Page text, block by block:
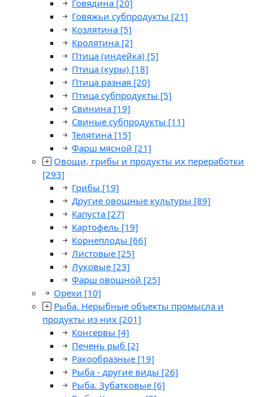
Говядина [20]
Говяжьи субпродукты [21]
Козлятина [5]
Кролятина [2]
Птица (индейка) [5]
Птица (куры) [18]
Птица разная [20]
Птица субпродукты [5]
Свинина [19]
Свиные субпродукты [11]
Телятина [15]
Фарш мясной [21]
Овощи, грибы и продукты их переработки
[293]
Грибы [19]
Другие овощные культуры [89]
Капуста [27]
Картофель [19]
Корнеплоды [66]
Листовые [25]
Луковые [23]
Фарш овощной [25]
Орехи [10]
Рыба. Нерыбные объекты промысла и
продукты из них [201]
Консервы [4]
Печень рыб [2]
Ракообразные [19]
Рыба - другие виды [26]
Рыба. Зубатковые [6]